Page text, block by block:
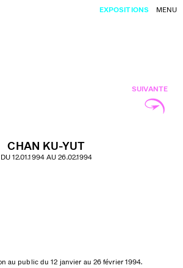
MENU
EXPOSITIONS
SUIVANTE
CHAN KU-YUT
DU 12.01.1994 AU 26.02.1994
au public du 12 janvier au 26 février 1994.